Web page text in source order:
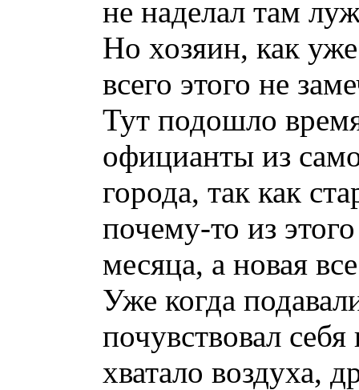
не наделал там
Но хозяин, как
всего этого не
Тут подошло
официанты из
города, так как
почему-то из
месяца, а новая
Уже когда
почувствовал
хватало воздуха,